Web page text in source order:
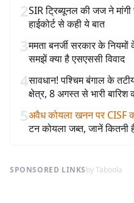
2SIR ट्रिब्यूनल की जज ने मांगी
हाईकोर्ट से कही ये बात
3ममता बनर्जी सरकार के नियमों
समझें क्या है एसएससी विवाद
4सावधान! पश्चिम बंगाल के
क्षेत्र, 8 अगस्त से भारी बारिश
5अवैध कोयला खनन पर CISF
टन कोयला जब्त, जानें कितनी
SPONSORED LINKSby Taboola